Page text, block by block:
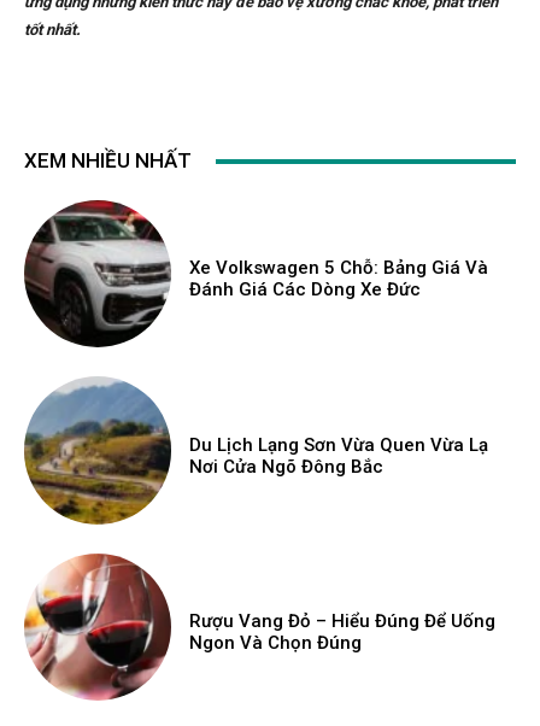
tốt nhất.
XEM NHIỀU NHẤT
Xe Volkswagen 5 Chỗ: Bảng Giá Và
Đánh Giá Các Dòng Xe Đức
Du Lịch Lạng Sơn Vừa Quen Vừa Lạ
Nơi Cửa Ngõ Đông Bắc
Rượu Vang Đỏ – Hiểu Đúng Để Uống
Ngon Và Chọn Đúng